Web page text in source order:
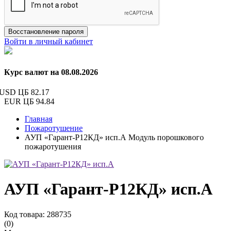
Восстановление пароля
Войти в личный кабинет
Курс валют на 08.08.2026
ЦБ 82.17
EUR ЦБ 94.84
Главная
Пожаротушение
АУП «Гарант-Р12КД» исп.А Модуль порошкового
пожаротушения
АУП «Гарант-Р12КД» исп.А
Код товара: 288735
(0)